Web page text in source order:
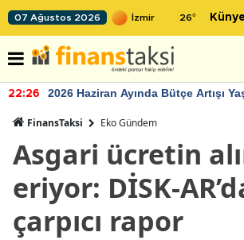
07 Ağustos 2026 26° Künye
22:26 2026 Haziran Ayında Bütçe Artışı
FinansTaksi Eko Gündem
Asgari ücretin
eriyor: DİSK-
çarpıcı rapor